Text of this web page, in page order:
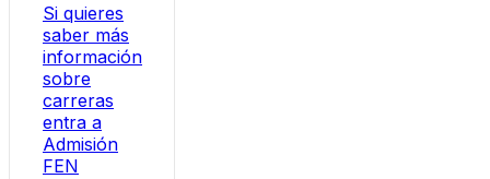
Si quieres
saber más
información
sobre
carreras
entra a
Admisión
FEN